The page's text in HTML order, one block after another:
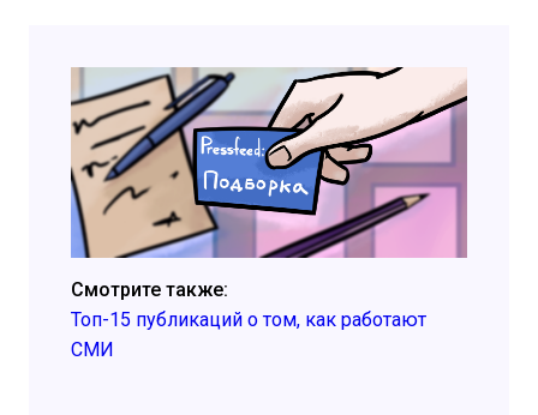
Смотрите также:
Топ-15 публикаций о том, как работают
СМИ